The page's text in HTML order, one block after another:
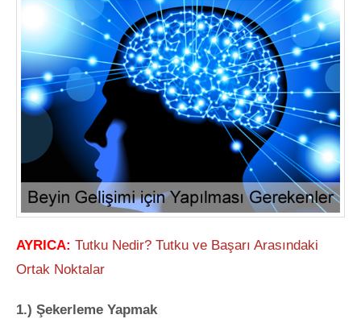
AYRICA: Tutku Nedir? Tutku ve Başarı Arasındaki
Ortak Noktalar
1.) Şekerleme Yapmak